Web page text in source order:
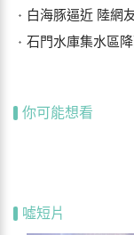
白海豚逼近 陸網
石門水庫集水區降雨
你可能想看
噓短片